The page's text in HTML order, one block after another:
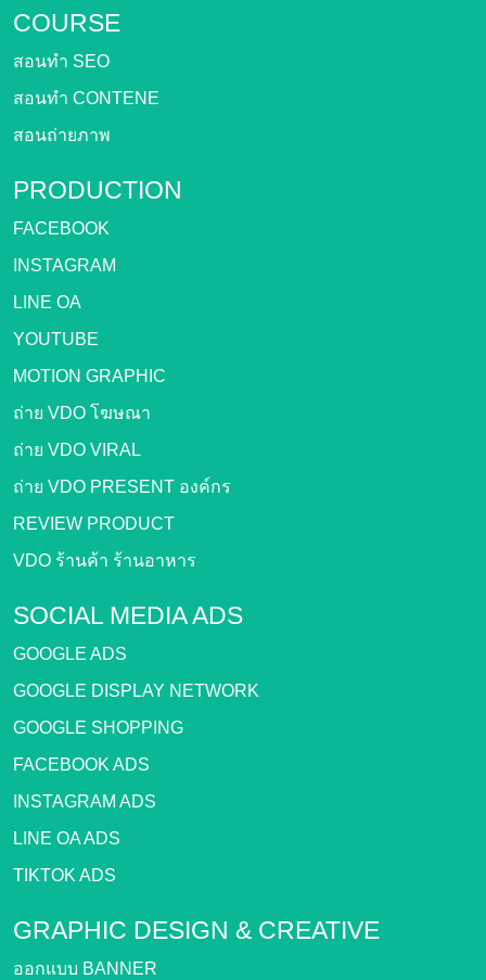
COURSE
สอนทำ SEO
สอนทำ CONTENE
สอนถ่ายภาพ
PRODUCTION
FACEBOOK
INSTAGRAM
LINE OA
YOUTUBE
MOTION GRAPHIC
ถ่าย VDO โฆษณา
ถ่าย VDO VIRAL
ถ่าย VDO PRESENT องค์กร
REVIEW PRODUCT
VDO ร้านค้า ร้านอาหาร
SOCIAL MEDIA ADS
GOOGLE ADS
GOOGLE DISPLAY NETWORK
GOOGLE SHOPPING
FACEBOOK ADS
INSTAGRAM ADS
LINE OA ADS
TIKTOK ADS
GRAPHIC DESIGN & CREATIVE
ออกแบบ BANNER